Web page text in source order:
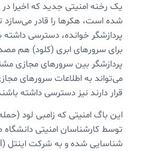
یک رخنه امنیتی جدید که اخیرا
شده است، هکرها را قادر می‌سازد
پردازشگر خوانده، دسترسی
برای سرورهای ابری (کلود) هم
پردازشگر بین سرورهای مجازی
می‌تواند به اطلاعات سرورهای
قرار دارند نیز دسترسی داشته
این باگ امنیتی که زامبی لود